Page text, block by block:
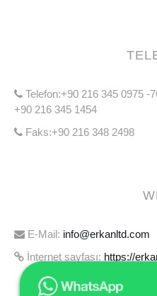
Telefon:+90 216 345 0975 -
+90 216 345 1454
Faks:+90 216 348 2498
E-Mail: info@erkanltd.com
İnternet sayfası: https://